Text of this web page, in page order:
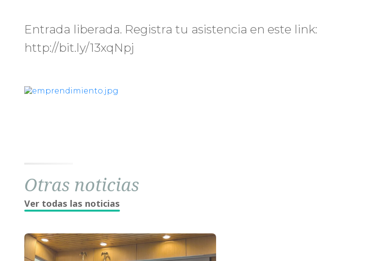
Entrada liberada. Registra tu asistencia en este link:
http://bit.ly/13xqNpj
Otras noticias
Ver todas las noticias